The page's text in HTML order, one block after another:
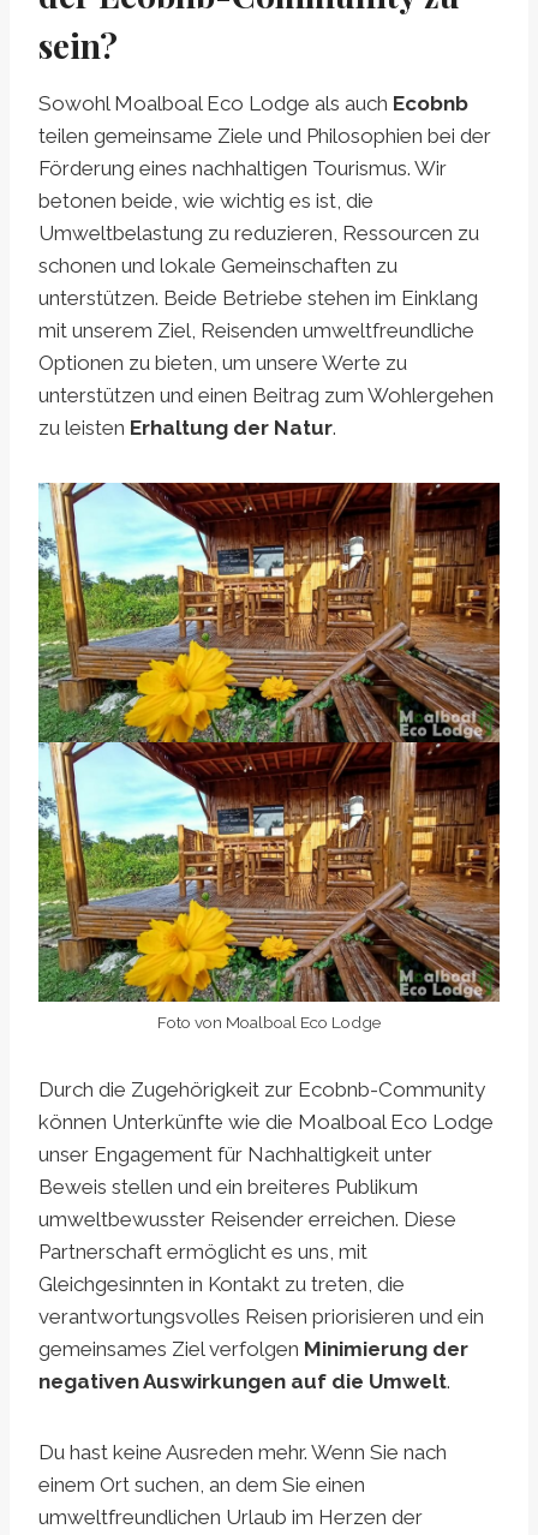
sein?
Sowohl Moalboal Eco Lodge als auch Ecobnb
teilen gemeinsame Ziele und Philosophien bei der
Förderung eines nachhaltigen Tourismus. Wir
betonen beide, wie wichtig es ist, die
Umweltbelastung zu reduzieren, Ressourcen zu
schonen und lokale Gemeinschaften zu
unterstützen. Beide Betriebe stehen im Einklang
mit unserem Ziel, Reisenden umweltfreundliche
Optionen zu bieten, um unsere Werte zu
unterstützen und einen Beitrag zum Wohlergehen
zu leisten Erhaltung der Natur.
Foto von Moalboal Eco Lodge
Durch die Zugehörigkeit zur Ecobnb-Community
können Unterkünfte wie die Moalboal Eco Lodge
unser Engagement für Nachhaltigkeit unter
Beweis stellen und ein breiteres Publikum
umweltbewusster Reisender erreichen. Diese
Partnerschaft ermöglicht es uns, mit
Gleichgesinnten in Kontakt zu treten, die
verantwortungsvolles Reisen priorisieren und ein
gemeinsames Ziel verfolgen Minimierung der
negativen Auswirkungen auf die Umwelt.
Du hast keine Ausreden mehr. Wenn Sie nach
einem Ort suchen, an dem Sie einen
umweltfreundlichen Urlaub im Herzen der